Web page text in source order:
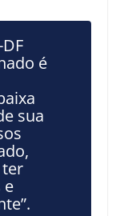
é
sua
ter
e